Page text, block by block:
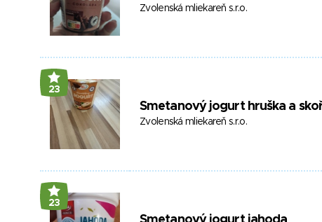
Zvolenská mliekareň s.r.o.
23
Smetanový jogurt hruška a
Zvolenská mliekareň s.r.o.
23